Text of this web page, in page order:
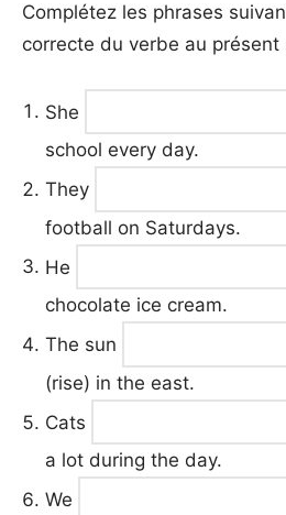
Complétez les phrases
correcte du verbe au présent
She
school every day.
They
football on Saturdays.
He
chocolate ice cream.
The sun
(rise) in the east.
Cats
a lot during the day.
We